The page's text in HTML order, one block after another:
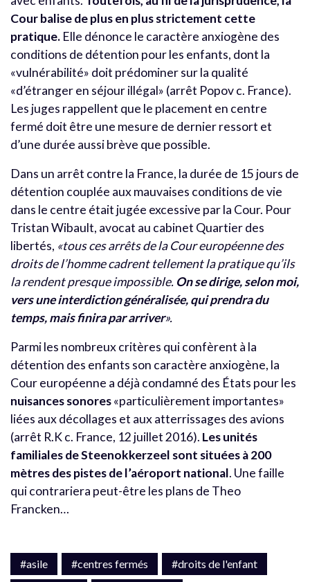
Cour balise de plus en plus strictement cette
pratique. Elle dénonce le caractère anxiogène des
conditions de détention pour les enfants, dont la
«vulnérabilité» doit prédominer sur la qualité
«d’étranger en séjour illégal» (arrêt Popov c. France).
Les juges rappellent que le placement en centre
fermé doit être une mesure de dernier ressort et
d’une durée aussi brève que possible.
Dans un arrêt contre la France, la durée de 15 jours de
détention couplée aux mauvaises conditions de vie
dans le centre était jugée excessive par la Cour. Pour
Tristan Wibault, avocat au cabinet Quartier des
libertés, «tous ces arrêts de la Cour européenne des
droits de l’homme cadrent tellement la pratique qu’ils
la rendent presque impossible. On se dirige, selon moi,
vers une interdiction généralisée, qui prendra du
temps, mais finira par arriver».
Parmi les nombreux critères qui confèrent à la
détention des enfants son caractère anxiogène, la
Cour européenne a déjà condamné des États pour les
nuisances sonores«particulièrement importantes»
liées aux décollages et aux atterrissages des avions
(arrêt R.K c. France, 12 juillet 2016). Les unités
familiales de Steenokkerzeel sont situées à 200
mètres des pistes de l’aéroport national. Une faille
qui contrariera peut-être les plans de Theo
Francken…
#asile #centres fermés
#droits de l'enfant